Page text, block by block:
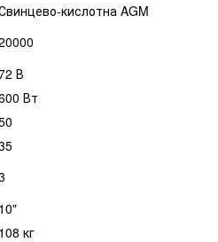
кислотна AGM
В
Вт
10"
108 кг